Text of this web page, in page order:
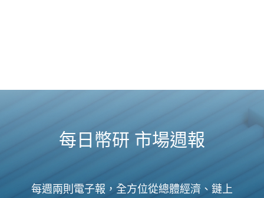
每日幣研 市場週報
每週兩則電子報，全方位從總體經濟、鏈上